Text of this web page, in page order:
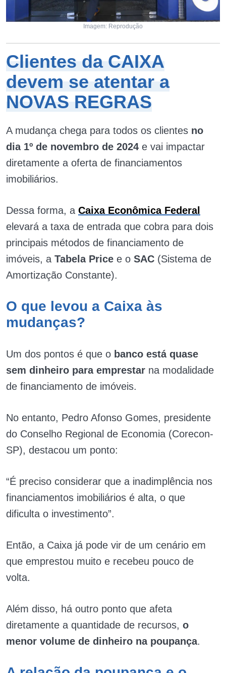
Imagem: Reprodução
Clientes da CAIXA
devem se atentar a
NOVAS REGRAS
A mudança chega para todos os clientes no
dia 1º de novembro de 2024 e vai impactar
diretamente a oferta de financiamentos
imobiliários.
Dessa forma, a Caixa Econômica Federal
elevará a taxa de entrada que cobra para dois
principais métodos de financiamento de
imóveis, a Tabela Price e o SAC (Sistema de
Amortização Constante).
O que levou a Caixa às
mudanças?
Um dos pontos é que o banco está quase
sem dinheiro para emprestar na modalidade
de financiamento de imóveis.
No entanto, Pedro Afonso Gomes, presidente
do Conselho Regional de Economia (Corecon-
SP), destacou um ponto:
“É preciso considerar que a inadimplência nos
financiamentos imobiliários é alta, o que
dificulta o investimento”.
Então, a Caixa já pode vir de um cenário em
que emprestou muito e recebeu pouco de
volta.
Além disso, há outro ponto que afeta
diretamente a quantidade de recursos, o
menor volume de dinheiro na poupança.